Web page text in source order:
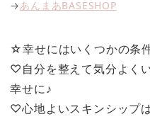
→あんまあBASESHOP
☆幸せにはいくつかの条
♡自分を整えて気分よく
幸せに♪
♡心地よいスキンシップ